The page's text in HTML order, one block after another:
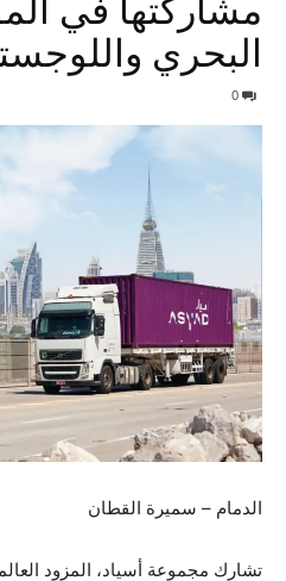
مشاركتها في
البحري واللوجستي
الدمام – سميرة القطان
تشارك مجموعة أسياد، المزود